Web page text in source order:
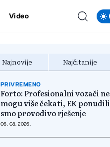
Video
Najnovije Najčitanije
PRIVREMENO
Forto: Profesionalni vozači ne
mogu više čekati, EK ponudili
smo provodivo rješenje
06. 08. 2026.